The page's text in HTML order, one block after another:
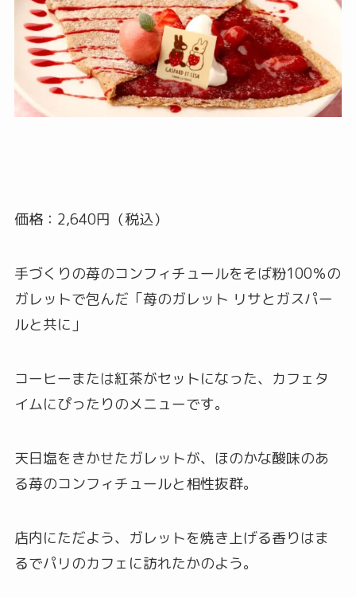
価格：2,640円（税込）
手づくりの苺のコンフィチュールをそば粉100％の
ガレットで包んだ「苺のガレット リサとガスパー
ルと共に」
コーヒーまたは紅茶がセットになった、カフェタ
イムにぴったりのメニューです。
天日塩をきかせたガレットが、ほのかな酸味のあ
る苺のコンフィチュールと相性抜群。
店内にただよう、ガレットを焼き上げる香りはま
るでパリのカフェに訪れたかのよう。